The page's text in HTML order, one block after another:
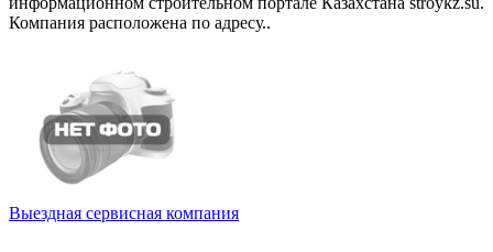
Компания расположена по адресу..
Выездная сервисная компания